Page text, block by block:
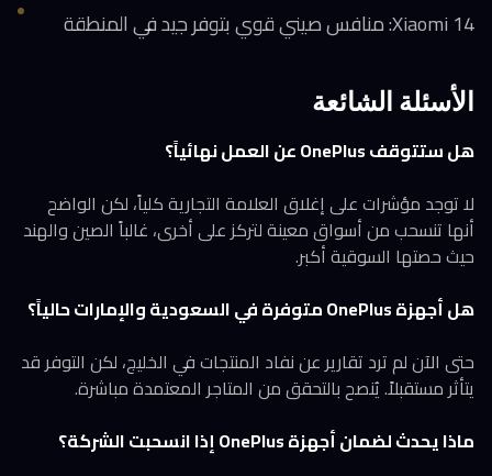
Xiaomi 14: منافس صيني قوي بتوفر جيد في المنطقة
الأسئلة الشائعة
هل ستتوقف OnePlus عن العمل نهائياً؟
لا توجد مؤشرات على إغلاق العلامة التجارية كلياً، لكن الواضح
أنها تنسحب من أسواق معينة لتركز على أخرى، غالباً الصين والهند
حيث حصتها السوقية أكبر.
هل أجهزة OnePlus متوفرة في السعودية والإمارات حالياً؟
حتى الآن لم ترد تقارير عن نفاد المنتجات في الخليج، لكن التوفر قد
يتأثر مستقبلاً. يُنصح بالتحقق من المتاجر المعتمدة مباشرة.
ماذا يحدث لضمان أجهزة OnePlus إذا انسحبت الشركة؟